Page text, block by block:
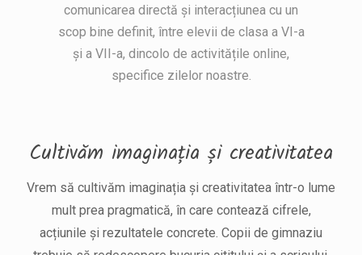
comunicarea directă și interacțiunea cu un
scop bine definit, între elevii de clasa a VI-a
și a VII-a, dincolo de activitățile online,
specifice zilelor noastre.
Cultivăm imaginația și creativitatea
Vrem să cultivăm imaginația și creativitatea într-o lume
mult prea pragmatică, în care contează cifrele,
acțiunile și rezultatele concrete. Copii de gimnaziu